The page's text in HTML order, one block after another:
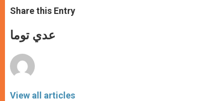
t
s
p
p
s
e
g
e
e
b
Share this Entry
عدي توما
View all articles